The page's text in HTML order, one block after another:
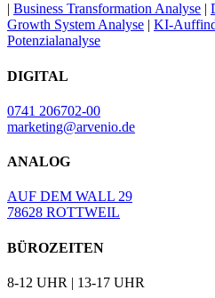
| Business Transformation Analyse |
Growth System Analyse | KI-
Potenzialanalyse
DIGITAL
0741 206702-00
marketing@arvenio.de
ANALOG
AUF DEM WALL 29
78628 ROTTWEIL
BÜROZEITEN
8-12 UHR | 13-17 UHR